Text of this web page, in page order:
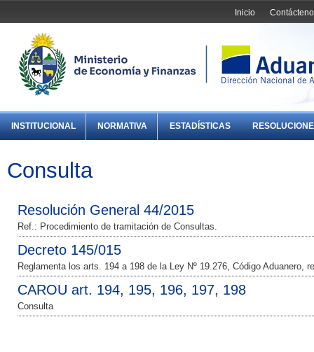
Inicio
INSTITUCIONAL NORMATIVA ESTADÍSTICAS
Consulta
Resolución General 44/2015
Ref.: Procedimiento de tramitación de Consultas.
Decreto 145/015
Reglamenta los arts. 194 a 198 de la Ley Nº 19.276, Código Aduanero,
CAROU art. 194, 195, 196, 197, 198
Consulta